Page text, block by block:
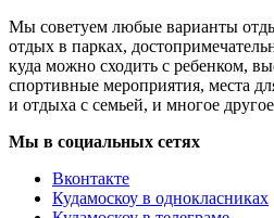
Мы советуем любые варианты
отдых в парках,
куда можно сходить с ребенком,
спортивные мероприятия, места
и отдыха с семьей, и многое
Мы в социальных сетях
Вконтакте
Кудамоскоу в однокласниках